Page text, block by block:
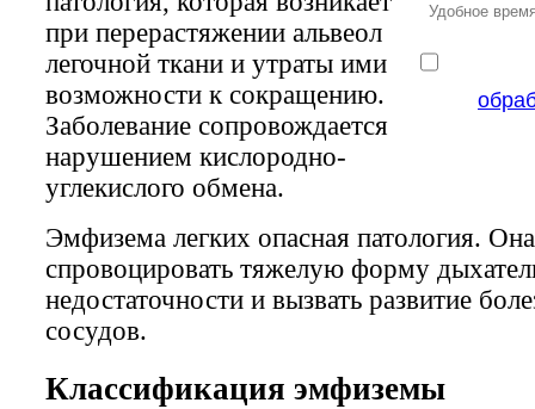
при перерастяжении альвеол
легочной ткани и утраты ими
возможности к сокращению.
Заболевание сопровождается
нарушением кислородно-
углекислого обмена.
Эмфизема легких опасная патология.
спровоцировать тяжелую форму
недостаточности и вызвать развитие
сосудов.
Классификация эмфиземы